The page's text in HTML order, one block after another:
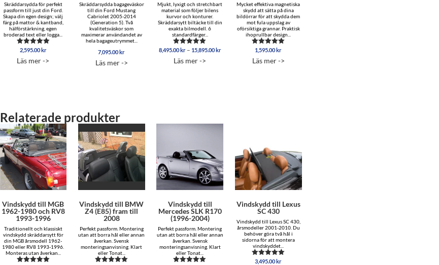
Skräddarsydda för perfekt
passform till just din Ford.
Skapa din egen design; välj
färg på mattor & kantband,
hälförstärkning, egen
broderad text eller logga...
Betygsatt
av 5
2,595.00kr
Läs mer ->
Skräddarsydda bagageväskor
till din Ford Mustang
Cabriolet 2005-2014
(Generation 5). Två
kvalitetsväskor som
maximerar användandet av
hela bagageutrymmet...
7,095.00kr
Läs mer ->
Mjukt, lyxigt och stretchbart
material som följer bilens
kurvor och konturer.
Skräddarsytt biltäcke till din
exakta bilmodell. 6
standardfärger...
Betygsatt
av 5
8,495.00kr – 15,895.00krPrisintervall:
Läs mer ->
Mycket effektiva magnetiska
skydd att sätta på dina
bildörrar för att skydda dem
mot fula uppslag av
oförsiktiga grannar. Praktisk
ihoprullbar design...
Betygsatt
av 5
1,595.00kr
Läs mer ->
Relaterade produkter
Vindskydd till MGB
1962-1980 och RV8
1993-1996
Traditionellt och klassiskt
vindskydd skräddarsytt för
din MGB årsmodell 1962-
1980 eller RV8 1993-1996.
Monteras utan åverkan...
Vindskydd till BMW
Z4 (E85) fram till
2008
Perfekt passform. Montering
utan att borra hål eller annan
åverkan. Svensk
monteringsanvisning. Klart
eller Tonat...
Vindskydd till
Mercedes SLK R170
(1996-2004)
Perfekt passform. Montering
utan att borra hål eller annan
åverkan. Svensk
monteringsanvisning. Klart
eller Tonat...
Vindskydd till Lexus
SC 430
Vindskydd till Lexus SC 430,
årsmodeller 2001-2010. Du
behöver göra två hål i
sidorna för att montera
vindskyddet...
Betygsatt
3,495.00 kr